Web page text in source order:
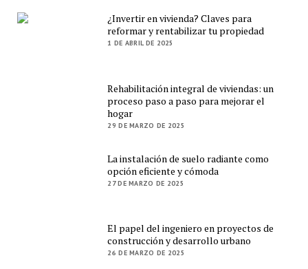
¿Invertir en vivienda? Claves para
reformar y rentabilizar tu propiedad
1 DE ABRIL DE 2025
Rehabilitación integral de viviendas: un
proceso paso a paso para mejorar el
hogar
29 DE MARZO DE 2025
La instalación de suelo radiante como
opción eficiente y cómoda
27 DE MARZO DE 2025
El papel del ingeniero en proyectos de
construcción y desarrollo urbano
26 DE MARZO DE 2025